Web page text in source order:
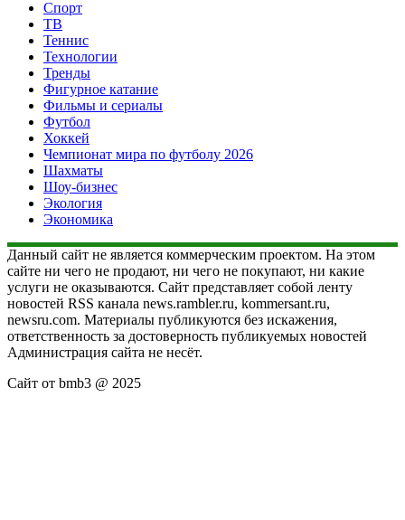
Спорт
ТВ
Теннис
Технологии
Тренды
Фигурное катание
Фильмы и сериалы
Футбол
Хоккей
Чемпионат мира по футболу 2026
Шахматы
Шоу-бизнес
Экология
Экономика
Данный сайт не является коммерческим проектом. На этом
сайте ни чего не продают, ни чего не покупают, ни какие
услуги не оказываются. Сайт представляет собой ленту
новостей RSS канала news.rambler.ru, kommersant.ru,
newsru.com. Материалы публикуются без искажения,
ответственность за достоверность публикуемых новостей
Администрация сайта не несёт.
Сайт от bmb3 @ 2025